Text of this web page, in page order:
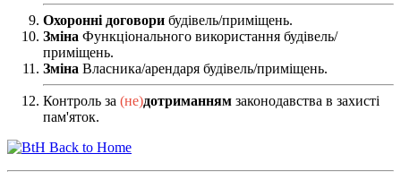
Охоронні договори будівель/приміщень.
Зміна Функціонального використання будівель/
приміщень.
Зміна Власника/арендаря будівель/приміщень.
Контроль за (не)дотриманням законодавства в захисті
пам'яток.
Back to Home